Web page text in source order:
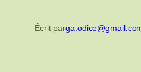
Écrit par